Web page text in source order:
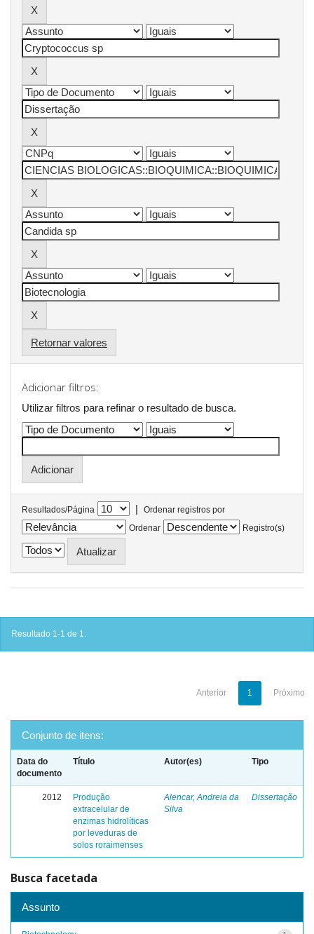
Retornar valores
Adicionar filtros:
Utilizar filtros para refinar o resultado de busca.
Resultados/Página |
Ordenar registros por
Ordenar
Registro(s)
Resultado 1-1 de 1.
Anterior 1 Próximo
Conjunto de itens:
Data do
documento
Título Autor(es) Tipo
2012
Produção
extracelular de
enzimas hidrolíticas
por leveduras de
solos roraimenses
Alencar, Andreia da
Silva
Dissertação
Busca facetada
Assunto